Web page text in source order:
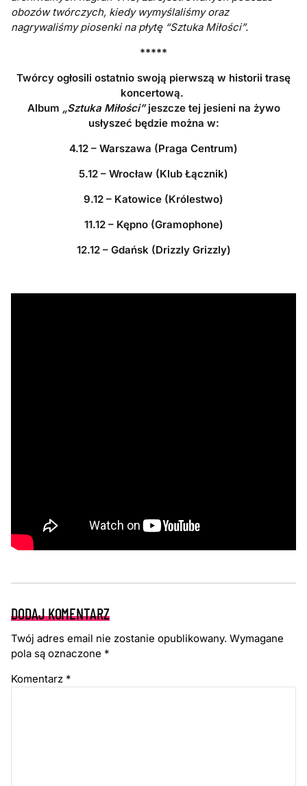
obozów twórczych, kiedy wymyślaliśmy oraz
nagrywaliśmy piosenki na płytę “Sztuka Miłości”.
*****
Twórcy ogłosili ostatnio swoją pierwszą w historii trasę
koncertową.
Album „Sztuka Miłości”jeszcze tej jesieni na żywo
usłyszeć będzie można w:
4.12 – Warszawa (Praga Centrum)
5.12 – Wrocław (Klub Łącznik)
9.12 – Katowice (Królestwo)
11.12 – Kępno (Gramophone)
12.12 – Gdańsk (Drizzly Grizzly)
DODAJ KOMENTARZ
Twój adres email nie zostanie opublikowany. Wymagane
pola są oznaczone *
Komentarz *